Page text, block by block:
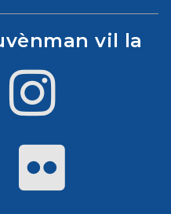
vil la
Youtube